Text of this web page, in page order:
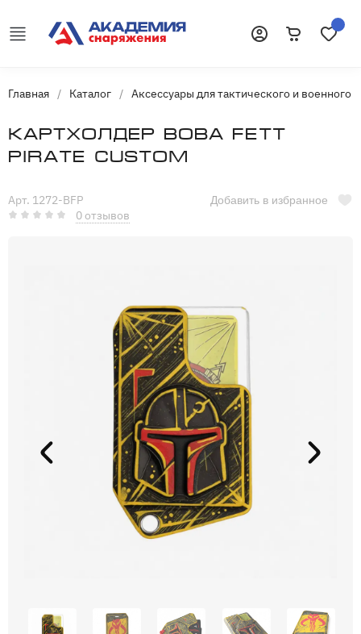
Главная / Каталог / Аксессуары для тактического и военного
Картхолдер Boba Fett
Pirate Custom
Арт. 1272-BFP
0 отзывов
Добавить в избранное